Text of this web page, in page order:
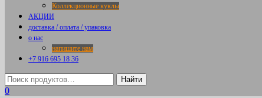
Коллекционные куклы
АКЦИИ
доставка / оплата / упаковка
о нас
напишите нам
+7 916 695 18 36
0